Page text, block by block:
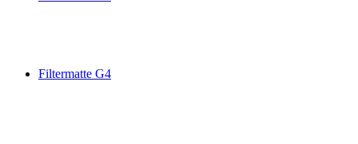
Filtermatte G4